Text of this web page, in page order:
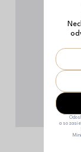
a so